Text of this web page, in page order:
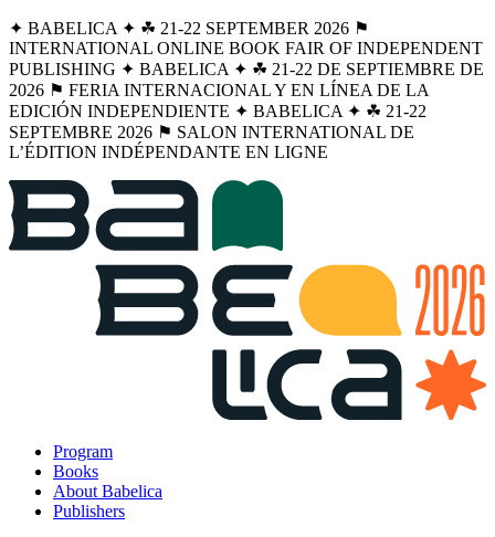
✦ BABELICA ✦ ☘︎ 21-22 SEPTEMBER 2026 ⚑
INTERNATIONAL ONLINE BOOK FAIR OF INDEPENDENT
PUBLISHING ✦ BABELICA ✦ ☘︎ 21-22 DE SEPTIEMBRE DE
2026 ⚑ FERIA INTERNACIONAL Y EN LÍNEA DE LA
EDICIÓN INDEPENDIENTE ✦ BABELICA ✦ ☘︎ 21-22
SEPTEMBRE 2026 ⚑ SALON INTERNATIONAL DE
L’ÉDITION INDÉPENDANTE EN LIGNE
Program
Books
About Babelica
Publishers